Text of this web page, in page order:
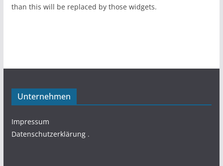
than this will be replaced by those widgets.
Unternehmen
Impressum
Datenschutzerklärung.